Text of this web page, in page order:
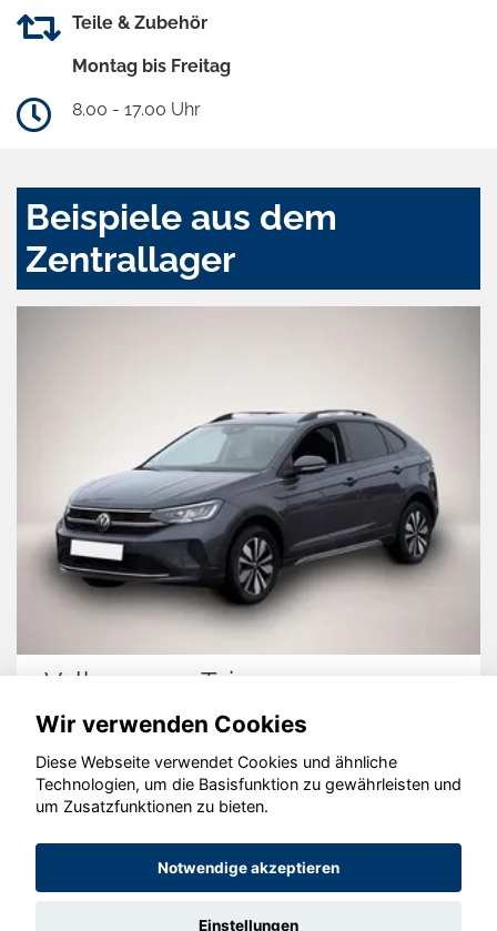
Teile & Zubehör
Montag bis Freitag
8.00 - 17.00 Uhr
Beispiele aus dem
Zentrallager
Volkswagen Taigo
© konjunkturmotor.de GmbH 2020 - 2026
Wir verwenden Cookies
Diese Webseite verwendet Cookies und ähnliche
Technologien, um die Basisfunktion zu gewährleisten und
um Zusatzfunktionen zu bieten.
Notwendige akzeptieren
Einstellungen